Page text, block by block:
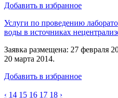
Добавить в избранное
Услуги по проведению
воды в источниках
Заявка размещена: 27 февраля
20 марта 2014.
Добавить в избранное
‹ 14 15 16 17 18 ›